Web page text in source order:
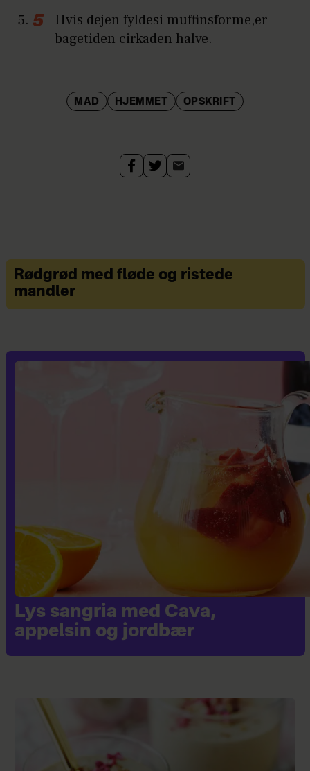
Hvis dejen fyldesi muffinsforme,er
bagetiden cirkaden halve.
MAD HJEMMET OPSKRIFT
Rødgrød med fløde og ristede
mandler
Lys sangria med Cava,
appelsin og jordbær